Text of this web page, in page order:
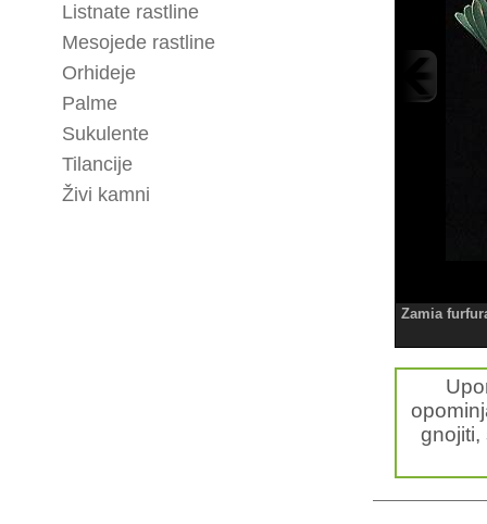
Listnate rastline
Mesojede rastline
Orhideje
Palme
Sukulente
Tilancije
Živi kamni
Zamia
gnojiti,